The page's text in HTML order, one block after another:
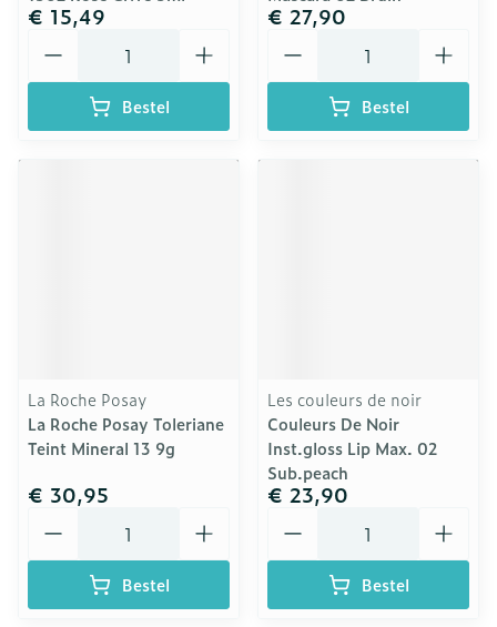
€ 15,49
Bestel
€ 27,90
Bestel
La Roche Posay
La Roche Posay Toleriane
Teint Mineral 13 9g
€ 30,95
Bestel
Les couleurs de noir
Couleurs De Noir
Inst.gloss Lip Max. 02
Sub.peach
€ 23,90
Bestel